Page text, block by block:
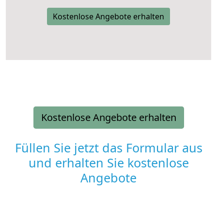
Kostenlose Angebote erhalten
Kostenlose Angebote erhalten
Füllen Sie jetzt das Formular aus
und erhalten Sie kostenlose
Angebote